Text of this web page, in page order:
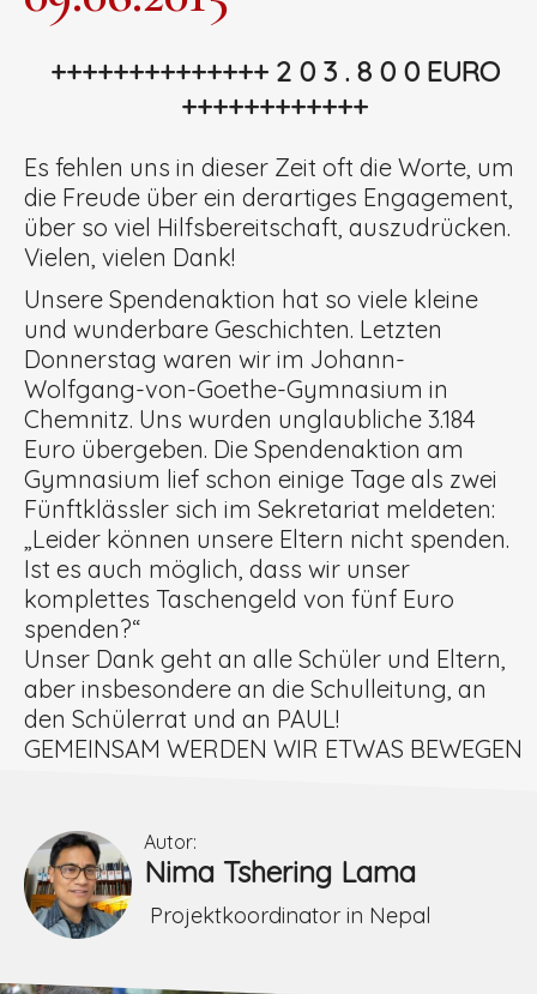
++++++++++++++ 2 0 3 . 8 0 0 EURO
++++++++++++
Es fehlen uns in dieser Zeit oft die Worte, um
die Freude über ein derartiges Engagement,
über so viel Hilfsbereitschaft, auszudrücken.
Vielen, vielen Dank!
Unsere Spendenaktion hat so viele kleine
und wunderbare Geschichten. Letzten
Donnerstag waren wir im Johann-
Wolfgang-von-Goethe-Gymnasium in
Chemnitz. Uns wurden unglaubliche 3.184
Euro übergeben. Die Spendenaktion am
Gymnasium lief schon einige Tage als zwei
Fünftklässler sich im Sekretariat meldeten:
„Leider können unsere Eltern nicht spenden.
Ist es auch möglich, dass wir unser
komplettes Taschengeld von fünf Euro
spenden?“
Unser Dank geht an alle Schüler und Eltern,
aber insbesondere an die Schulleitung, an
den Schülerrat und an PAUL!
GEMEINSAM WERDEN WIR ETWAS BEWEGEN
Autor:
Nima Tshering Lama
Projektkoordinator in Nepal